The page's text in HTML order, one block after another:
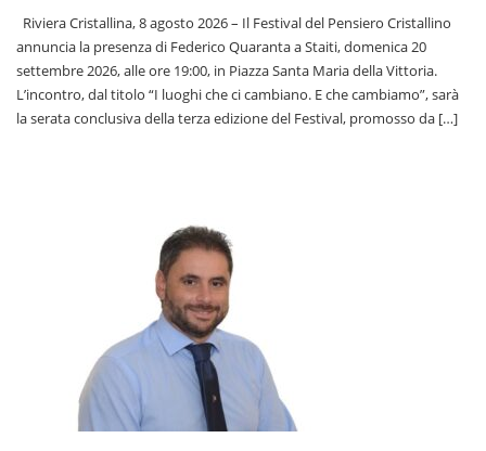
Riviera Cristallina, 8 agosto 2026 – Il Festival del Pensiero Cristallino
annuncia la presenza di Federico Quaranta a Staiti, domenica 20
settembre 2026, alle ore 19:00, in Piazza Santa Maria della Vittoria.
L’incontro, dal titolo “I luoghi che ci cambiano. E che cambiamo”, sarà
la serata conclusiva della terza edizione del Festival, promosso da […]